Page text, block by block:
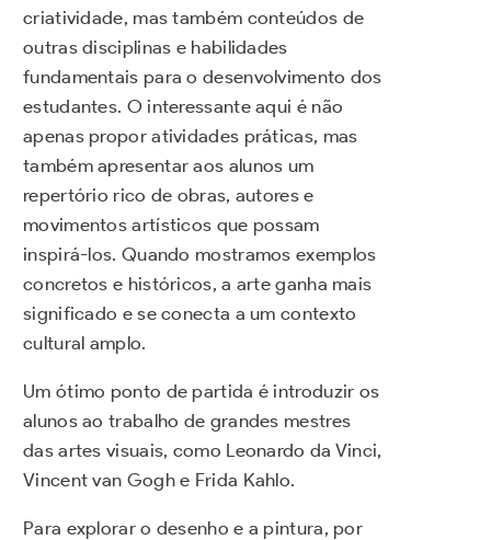
criatividade, mas também conteúdos de
outras disciplinas e habilidades
fundamentais para o desenvolvimento dos
estudantes. O interessante aqui é não
apenas propor atividades práticas, mas
também apresentar aos alunos um
repertório rico de obras, autores e
movimentos artísticos que possam
inspirá-los. Quando mostramos exemplos
concretos e históricos, a arte ganha mais
significado e se conecta a um contexto
cultural amplo.
Um ótimo ponto de partida é introduzir os
alunos ao trabalho de grandes mestres
das artes visuais, como Leonardo da Vinci,
Vincent van Gogh e Frida Kahlo.
Para explorar o desenho e a pintura, por